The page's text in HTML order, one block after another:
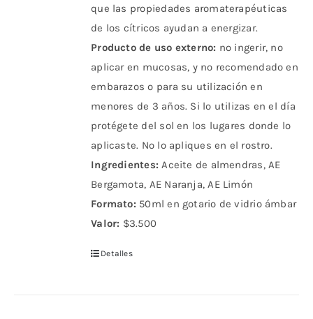
que las propiedades aromaterapéuticas
de los cítricos ayudan a energizar.
Producto de uso externo: no ingerir, no
aplicar en mucosas, y no recomendado en
embarazos o para su utilización en
menores de 3 años. Si lo utilizas en el día
protégete del sol en los lugares donde lo
aplicaste. No lo apliques en el rostro.
Ingredientes: Aceite de almendras, AE
Bergamota, AE Naranja, AE Limón
Formato: 50ml en gotario de vidrio ámbar
Valor: $3.500
Detalles